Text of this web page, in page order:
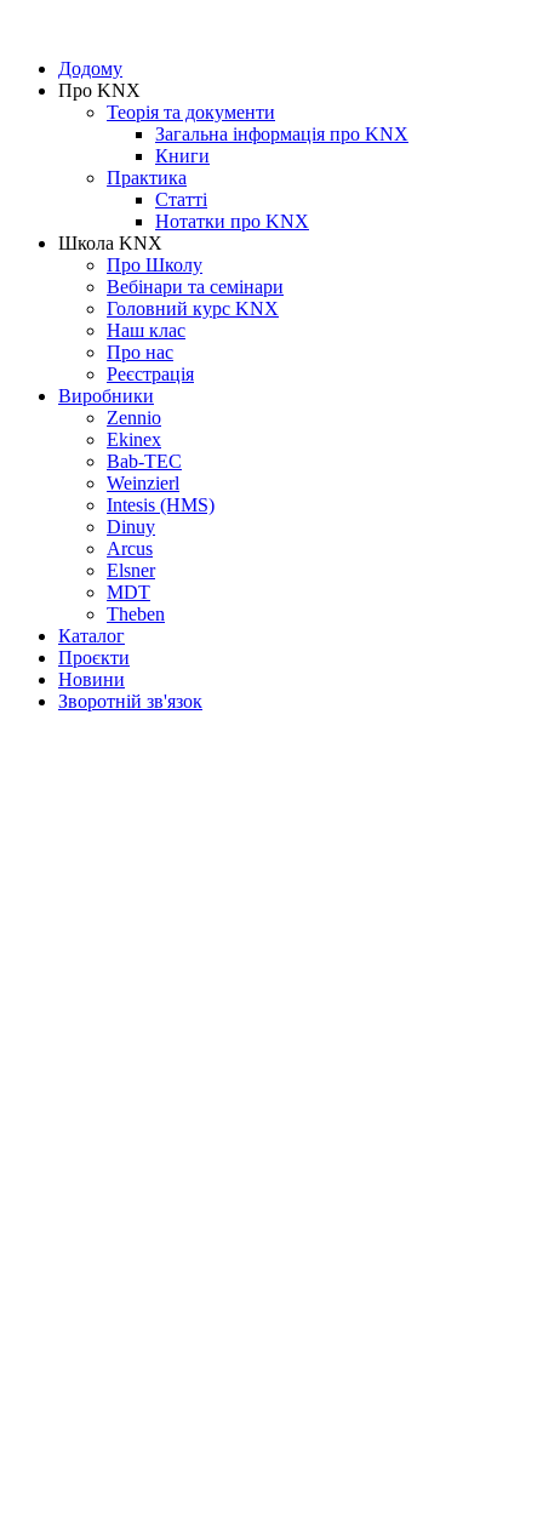
Додому
Про KNX
Теорія та документи
Загальна інформація про KNX
Книги
Практика
Статті
Нотатки про KNХ
Школа KNX
Про Школу
Вебінари та семінари
Головний курс KNX
Наш клас
Про нас
Реєстрація
Виробники
Zennio
Ekinex
Bab-TEC
Weinzierl
Intesis (HMS)
Dinuy
Arcus
Elsner
MDT
Theben
Каталог
Проєкти
Новини
Зворотній зв'язок